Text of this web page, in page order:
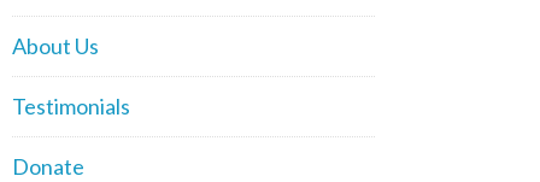
About Us
Testimonials
Donate